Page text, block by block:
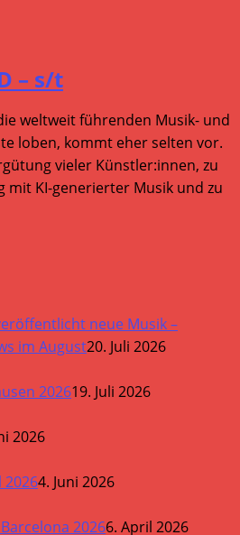
– s/t
weltweit führenden Musik- und
loben, kommt eher selten vor.
vieler Künstler:innen, zu
mit KI-generierter Musik und zu
neue Musik –
im August20. Juli 2026
202619. Juli 2026
2026
20264. Juni 2026
20266. April 2026